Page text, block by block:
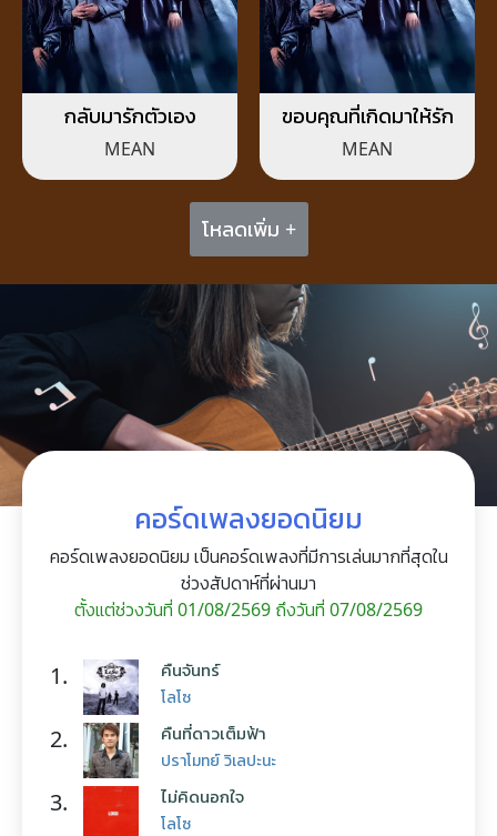
กลับมารักตัวเอง
MEAN
ขอบคุณที่เกิดมาให้รัก
MEAN
โหลดเพิ่ม +
คอร์ดเพลงยอดนิยม
คอร์ดเพลงยอดนิยม เป็นคอร์ดเพลงที่มีการเล่นมากที่สุดใน
ช่วงสัปดาห์ที่ผ่านมา
ตั้งแต่ช่วงวันที่ 01/08/2569 ถึงวันที่ 07/08/2569
1. คืนจันทร์
โลโซ
2. คืนที่ดาวเต็มฟ้า
ปราโมทย์ วิเลปะนะ
3. ไม่คิดนอกใจ
โลโซ